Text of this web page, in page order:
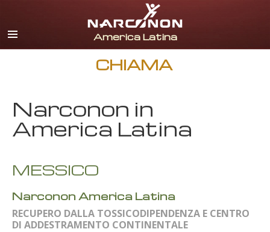
spagnolo
inglese
olandese
CHIAMA
Narconon in
America Latina
MESSICO
Narconon America Latina
RECUPERO DALLA TOSSICODIPENDENZA E CENTRO
DI ADDESTRAMENTO CONTINENTALE